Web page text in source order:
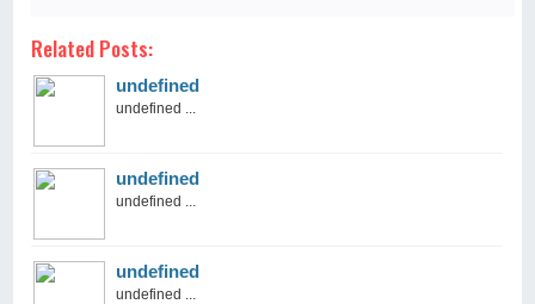
Related Posts:
undefined
undefined ...
undefined
undefined ...
undefined
undefined ...